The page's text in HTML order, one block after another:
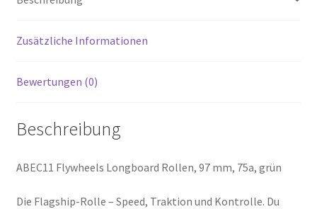
Zusätzliche Informationen
Bewertungen (0)
Beschreibung
ABEC11 Flywheels Longboard Rollen, 97 mm, 75a, grün
Die Flagship-Rolle – Speed, Traktion und Kontrolle. Du